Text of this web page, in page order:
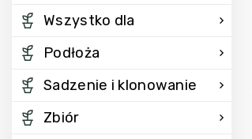
Wszystko dla
Podłoża
Sadzenie i klonowanie
Zbiór